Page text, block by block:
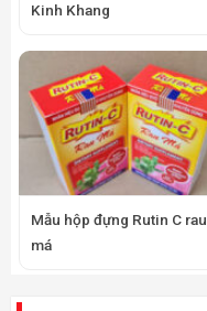
Kinh Khang
Mẫu hộp đựng Rutin C rau
má